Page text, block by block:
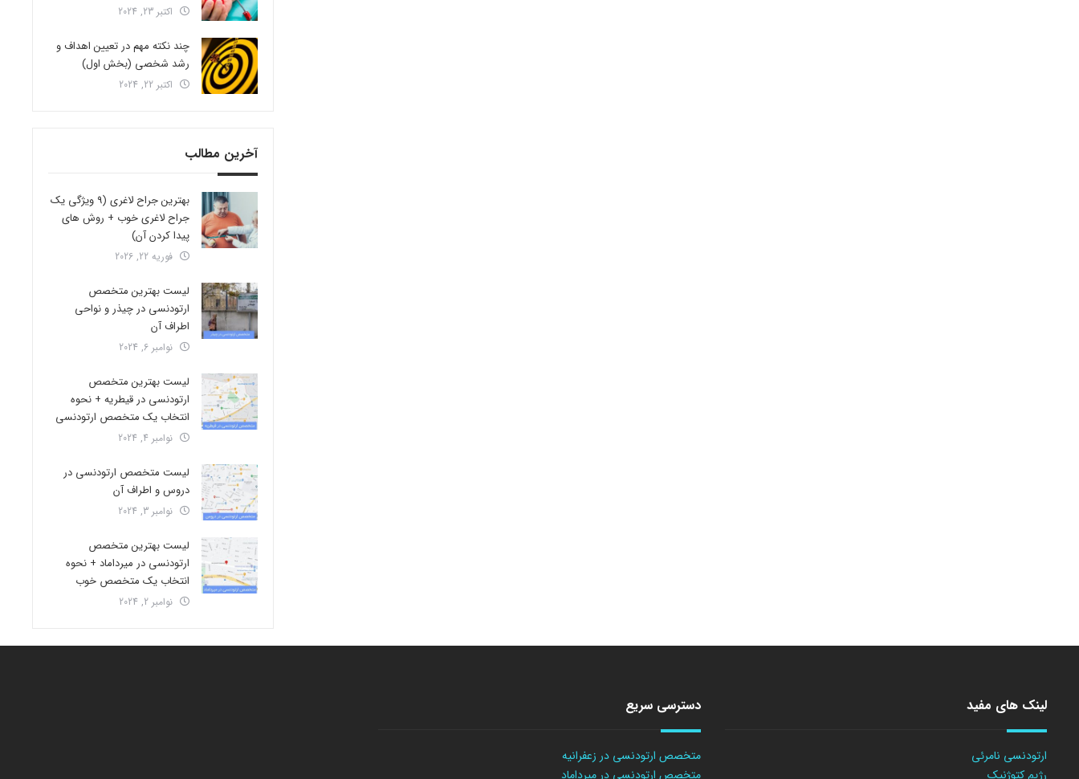
اکتبر 23, 2024
چند نکته مهم در تعیین اهداف و
رشد شخصی (بخش اول)
اکتبر 22, 2024
آخرین مطالب
بهترین جراح لاغری (9 ویژگی یک
جراح لاغری خوب + روش های
پیدا کردن آن)
فوریه 22, 2026
لیست بهترین متخصص
ارتودنسی در چیذر و نواحی
اطراف آن
نوامبر 6, 2024
لیست بهترین متخصص
ارتودنسی در قیطریه + نحوه
انتخاب یک متخصص ارتودنسی
نوامبر 4, 2024
لیست متخصص ارتودنسی در
دروس و اطراف آن
نوامبر 3, 2024
لیست بهترین متخصص
ارتودنسی در میرداماد + نحوه
انتخاب یک متخصص خوب
نوامبر 2, 2024
لینک های مفید
ارتودنسی نامرئی
رژیم کتوژنیک
دسترسی سریع
متخصص ارتودنسی در زعفرانیه
متخصص ارتودنسی در میرداماد